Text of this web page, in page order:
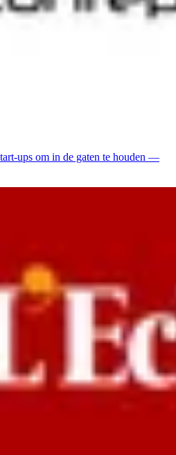
ups om in de gaten te houden —